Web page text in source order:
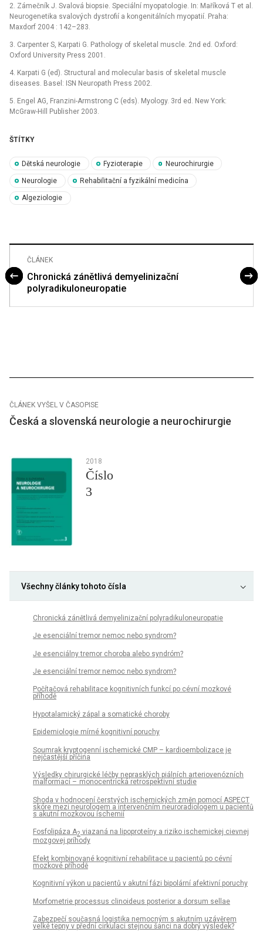
2. Zámečník J. Svalová bio­psie. Speciální myopatologie. In: Maříková T et al.
Neurogenetika svalových dystrofií a kongenitálních myopatií. Praha:
Maxdorf 2004 : 142–283.
3. Carpenter S, Karpati G. Pathology of skeletal muscle. 2nd ed. Oxford:
Oxford University Press 2001.
4. Karpati G (ed). Structural and molecular basis of skeletal muscle
diseases. Basel: ISN Neuropath Press 2002.
5. Engel AG, Franzini-Armstrong C (eds). Myology. 3rd ed. New York:
McGraw-Hill Publisher 2003.
ŠTÍTKY
Dětská neurologie Fyzioterapie Neurochirurgie
Neurologie Rehabilitační a fyzikální medicína
Algeziologie
ČLÁNEK
Chronická zánětlivá demyelinizační
polyradikuloneuropatie
ČLÁNEK VYŠEL V ČASOPISE
Česká a slovenská neurologie a neurochirurgie
2018
Číslo
3
Všechny články tohoto čísla
Chronická zánětlivá demyelinizační polyradikuloneuropatie
Je esenciální tremor nemoc nebo syndrom?
Je esenciálny tremor choroba alebo syndróm?
Je esenciální tremor nemoc nebo syndrom?
Počítačová rehabilitace kognitivních funkcí po cévní mozkové
příhodě
Hypotalamický zápal a somatické choroby
Epidemiologie mírné kognitivní poruchy
Soumrak kryptogenní ischemické CMP – kardioembolizace je
nejčastější příčina
Výsledky chirurgické léčby neprasklých piálních arteriovenózních
malformací – monocentrická retrospektivní studie
Shoda v hodnocení čerstvých ischemických změn pomocí ASPECT
skóre mezi neurologem a intervenčním neuroradiologem u pa­cientů
s akutní mozkovou ischemií
Fosfolipáza A2 viazaná na lipoproteíny a riziko ischemickej cievnej
mozgovej príhody
Efekt kombinované kognitivní rehabilitace u pa­cientů po cévní
mozkové příhodě
Kognitivní výkon u pacientů v akutní fázi bipolární afektivní poruchy
Morfometrie proces­sus clinoideus posterior a dorsum sel­lae
Zabezpečí současná logistika nemocným s akutním uzávěrem
velké tepny v přední cirkulaci stejnou šanci na dobrý výsledek?